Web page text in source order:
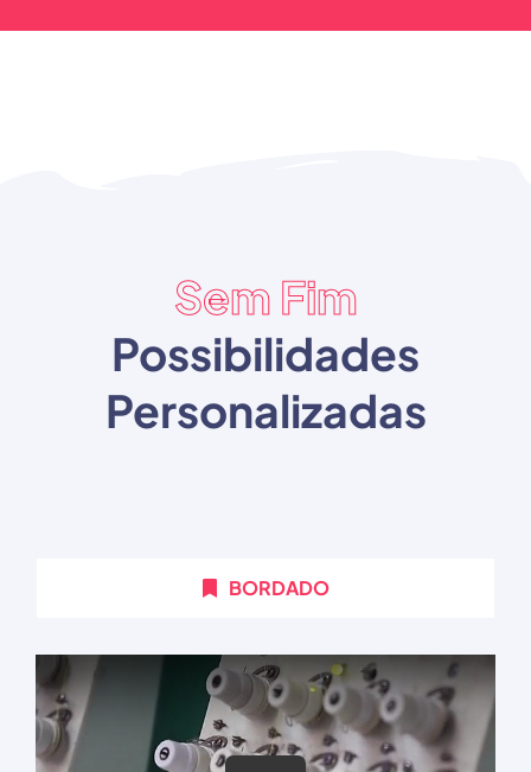
Sem Fim
Possibilidades
Personalizadas
BORDADO